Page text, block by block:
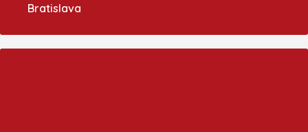
Bratislava